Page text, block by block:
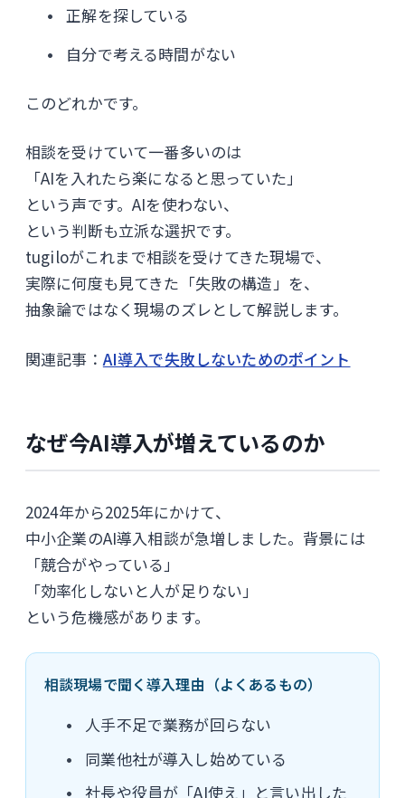
正解を探している
自分で考える時間がない
このどれかです。
相談を受けていて一番多いのは
「AIを入れたら楽になると思っていた」
という声です。AIを使わない、
という判断も立派な選択です。
tugiloがこれまで相談を受けてきた現場で、
実際に何度も見てきた「失敗の構造」を、
抽象論ではなく現場のズレとして解説します。
関連記事： AI導入で失敗しないためのポイント
なぜ今AI導入が増えているのか
2024年から2025年にかけて、
中小企業のAI導入相談が急増しました。背景には
「競合がやっている」
「効率化しないと人が足りない」
という危機感があります。
相談現場で聞く導入理由（よくあるもの）
人手不足で業務が回らない
同業他社が導入し始めている
社長や役員が「AI使え」と言い出した